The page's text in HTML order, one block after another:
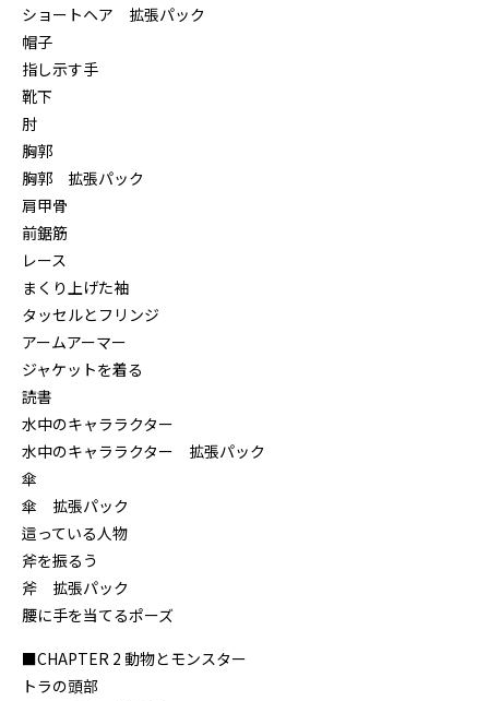
ショートヘア 拡張パック
帽子
指し示す手
靴下
肘
胸郭
胸郭 拡張パック
肩甲骨
前鋸筋
レース
まくり上げた袖
タッセルとフリンジ
アームアーマー
ジャケットを着る
読書
水中のキャララクター
水中のキャララクター 拡張パック
傘
傘 拡張パック
這っている人物
斧を振るう
斧 拡張パック
腰に手を当てるポーズ
■CHAPTER 2 動物とモンスター
トラの頭部